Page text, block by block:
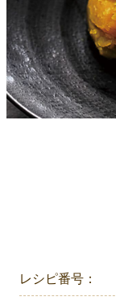
レシピ番号：